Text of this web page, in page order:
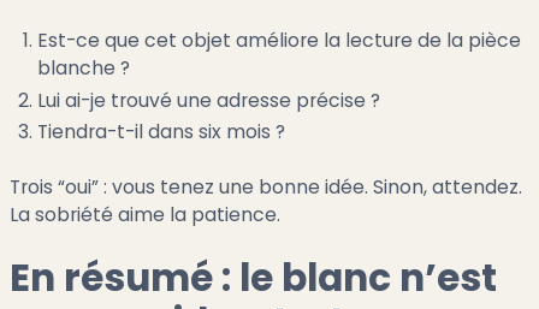
Est-ce que cet objet améliore la lecture de la pièce
blanche ?
Lui ai-je trouvé une adresse précise ?
Tiendra-t-il dans six mois ?
Trois “oui” : vous tenez une bonne idée. Sinon, attendez.
La sobriété aime la patience.
En résumé : le blanc n’est